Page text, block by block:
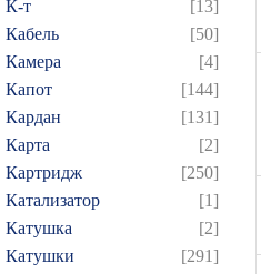
К-т
[13]
Кабель
[50]
Камера
[4]
Капот
[144]
Кардан
[131]
Карта
[2]
Картридж
[250]
Катализатор
[1]
Катушка
[2]
Катушки
[291]